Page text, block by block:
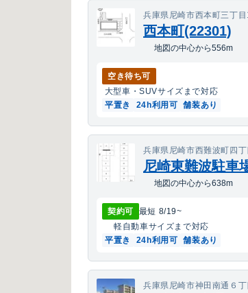
兵庫県尼崎市西本町三丁
西本町(22301)
地図の中心から556m
空き待ち可
大型車・SUVサイズまで対応
平置き
24h利用可 舗装あり
兵庫県尼崎市西難波町四
尼崎東難波駐車
地図の中心から638m
契約可 最短 8/19~
軽自動車サイズまで対応
平置き
24h利用可 舗装あり
兵庫県尼崎市神田南通６丁